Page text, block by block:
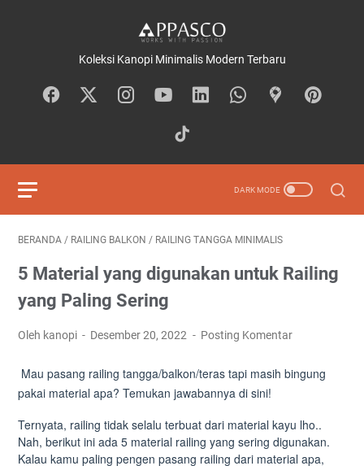
Koleksi Kanopi Minimalis Modern Terbaru
BERANDA / RAILING BALKON / RAILING TANGGA MINIMALIS
5 Material yang digunakan untuk Railing
yang Paling Sering
Oleh kanopi Desember 20, 2022 Posting Komentar
Mau pasang railing tangga/balkon/teras tapi masih bingung
pakai material apa? Temukan jawabannya di sini!
Ternyata, railing tidak selalu terbuat dari material kayu lho..
Nah, berikut ini ada 5 material railing yang sering digunakan.
Kalau kamu paling pengen pasang railing dari material apa,